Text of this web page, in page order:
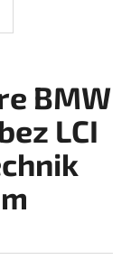
BMW
LCI